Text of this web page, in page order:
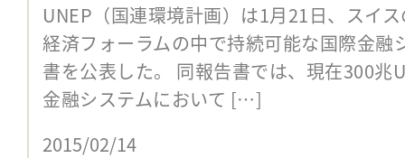
UNEP（国連環境計画）は1月21日、スイ
経済フォーラムの中で持続可能な国際金融
書を公表した。 同報告書では、現在300兆
金融システムにおいて […]
2015/02/14